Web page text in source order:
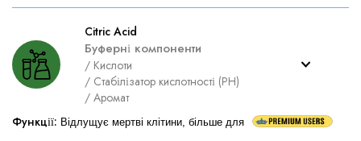
Citric Acid
Буферні компоненти
/ Кислоти
/ Стабілізатор кислотності (PH)
/ Аромат
Функції: Відлущує мертві клітини, більше для